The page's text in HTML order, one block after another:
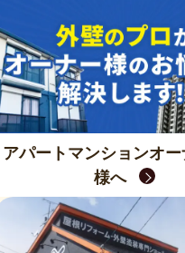
アパートマンションオ
様へ